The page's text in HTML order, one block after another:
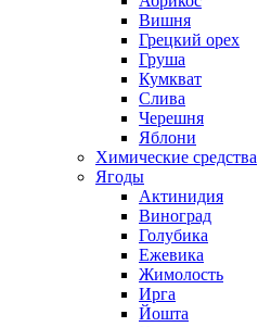
Вишня
Грецкий орех
Груша
Кумкват
Слива
Черешня
Яблони
Химические средства
Ягоды
Актинидия
Виноград
Голубика
Ежевика
Жимолость
Ирга
Йошта